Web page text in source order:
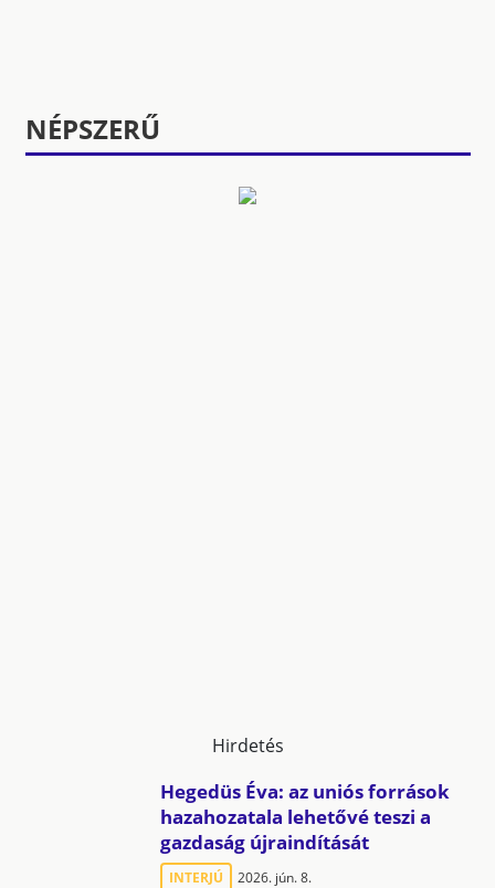
NÉPSZERŰ
Hirdetés
Hegedüs Éva: az uniós források
hazahozatala lehetővé teszi a
gazdaság újraindítását
INTERJÚ 2026. jún. 8.